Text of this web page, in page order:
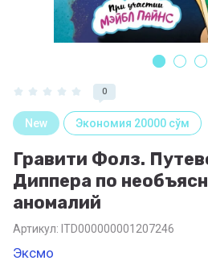
0
New Экономия 20000 сўм
Гравити Фолз.
Диппера по
аномалий
Артикул: ITD000000001207246
Эксмо